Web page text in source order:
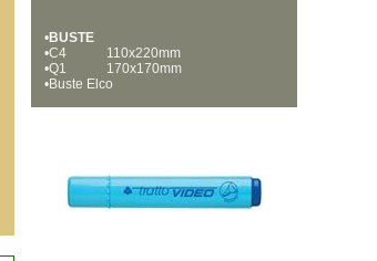
•BUSTE
•C4            110x220mm
•Q1            170x170mm
•Buste Elco